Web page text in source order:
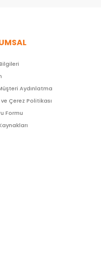
Aydınlatma
Çerez Politikası
Formu